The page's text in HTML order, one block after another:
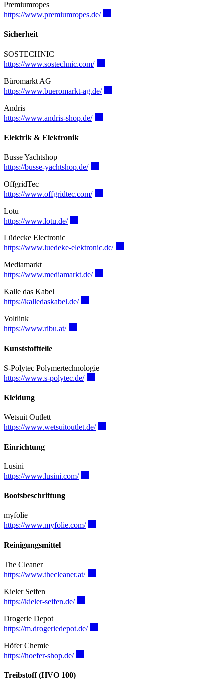
Premiumropes
https://www.premiumropes.de/
Sicherheit
SOSTECHNIC
https://www.sostechnic.com/
Büromarkt AG
https://www.bueromarkt-ag.de/
Andris
https://www.andris-shop.de/
Elektrik & Elektronik
Busse Yachtshop
https://busse-yachtshop.de/
OffgridTec
https://www.offgridtec.com/
Lotu
https://www.lotu.de/
Lüdecke Electronic
https://www.luedeke-elektronic.de/
Mediamarkt
https://www.mediamarkt.de/
Kalle das Kabel
https://kalledaskabel.de/
Voltlink
https://www.ribu.at/
Kunststoffteile
S-Polytec Polymertechnologie
https://www.s-polytec.de/
Kleidung
Wetsuit Outlett
https://www.wetsuitoutlet.de/
Einrichtung
Lusini
https://www.lusini.com/
Bootsbeschriftung
myfolie
https://www.myfolie.com/
Reinigungsmittel
The Cleaner
https://www.thecleaner.at/
Kieler Seifen
https://kieler-seifen.de/
Drogerie Depot
https://m.drogeriedepot.de/
Höfer Chemie
https://hoefer-shop.de/
Treibstoff (HVO 100)